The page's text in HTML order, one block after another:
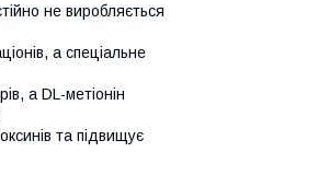
не виробляється
а спеціальне
а DL-метіонін
та підвищує